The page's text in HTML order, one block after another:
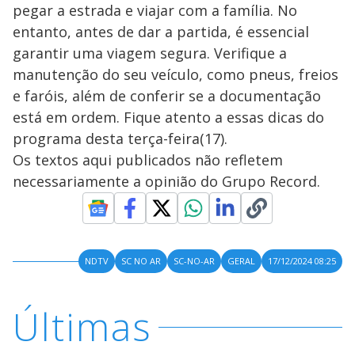
pegar a estrada e viajar com a família. No
entanto, antes de dar a partida, é essencial
garantir uma viagem segura. Verifique a
manutenção do seu veículo, como pneus, freios
e faróis, além de conferir se a documentação
está em ordem. Fique atento a essas dicas do
programa desta terça-feira(17).
Os textos aqui publicados não refletem
necessariamente a opinião do Grupo Record.
NDTV SC NO AR SC-NO-AR GERAL 17/12/2024 08:25
Últimas